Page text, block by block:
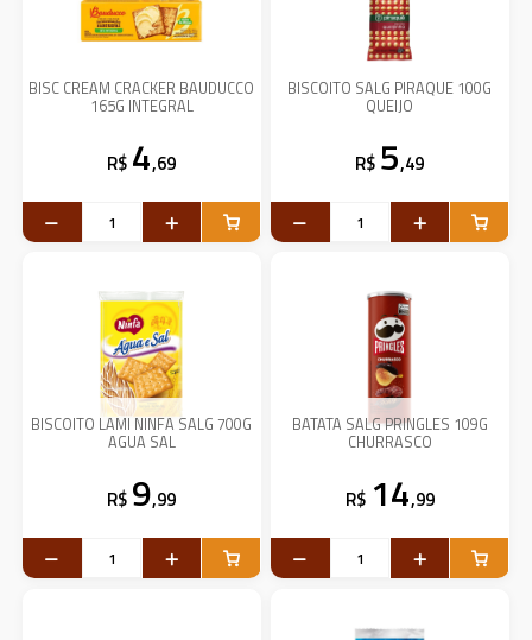
BISC CREAM CRACKER BAUDUCCO
165G INTEGRAL
R$ 4,69
BISCOITO SALG PIRAQUE 100G
QUEIJO
R$ 5,49
BISCOITO LAMI NINFA SALG 700G
AGUA SAL
R$ 9,99
BATATA SALG PRINGLES 109G
CHURRASCO
R$ 14,99